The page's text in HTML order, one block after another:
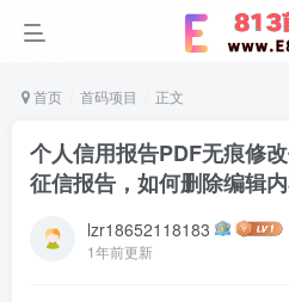
首页 首码项目 正文
个人信用报告PDF无痕修
征信报告，如何删除编辑
lzr18652118183
1年前更新